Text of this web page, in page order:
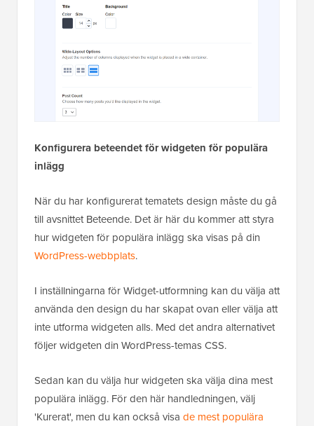
Konfigurera beteendet för widgeten för populära
inlägg
När du har konfigurerat tematets design måste du gå
till avsnittet Beteende. Det är här du kommer att styra
hur widgeten för populära inlägg ska visas på din
WordPress-webbplats.
I inställningarna för Widget-utformning kan du välja att
använda den design du har skapat ovan eller välja att
inte utforma widgeten alls. Med det andra alternativet
följer widgeten din WordPress-temas CSS.
Sedan kan du välja hur widgeten ska välja dina mest
populära inlägg. För den här handledningen, välj
'Kurerat', men du kan också visa de mest populära